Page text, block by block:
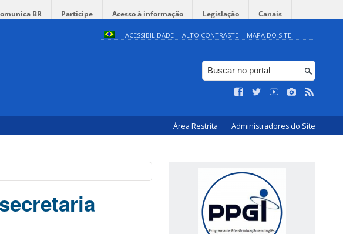
BR Participe Acesso à informação Legislação Canais
ACESSIBILIDADE ALTO CONTRASTE MAPA DO SITE
Área Restrita Administradores do Site